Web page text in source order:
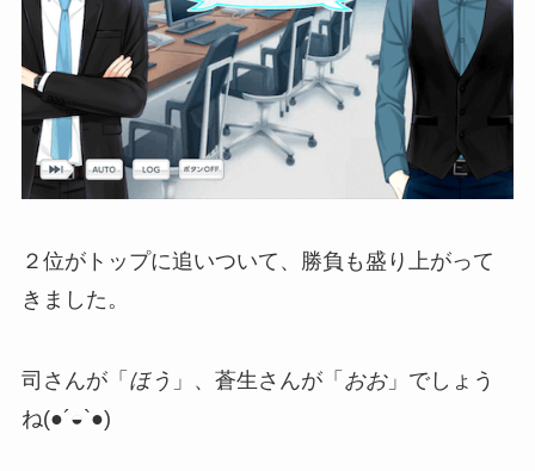
２位がトップに追いついて、勝負も盛り上がって
きました。
司さんが「 ほう 」、蒼生さんが「 おお」でしょう
ね(●´◒`●)